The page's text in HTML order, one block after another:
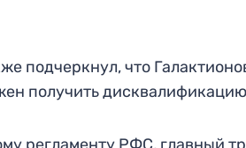
подчеркнул, что
получить